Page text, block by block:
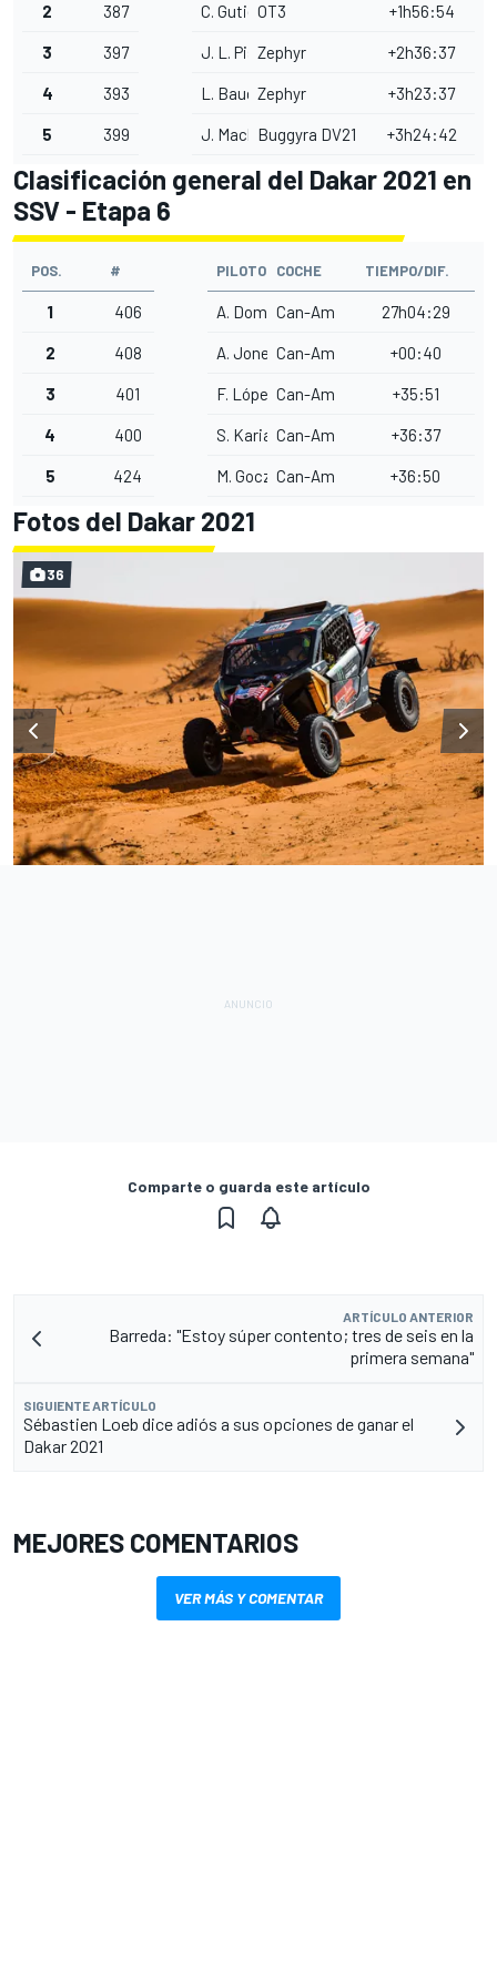
2 387 C. Gutiérrez
OT3 +1h56:54
3 397 J. L. PissonZephyr +2h36:37
4 393 L. Baud Zephyr +3h23:37
5 399 J. MachacekBuggyra DV21 +3h24:42
Clasificación general del Dakar 2021 en
SSV - Etapa 6
POS. # PILOTO COCHE TIEMPO/DIF.
1 406 A. DomzalaCan-Am 27h04:29
2 408 A. JonesCan-Am +00:40
3 401 F. López Can-Am +35:51
4 400 S. KariakinCan-Am +36:37
5 424 M. GoczalCan-Am +36:50
Fotos del Dakar 2021
36
Comparte o guarda este artículo
ARTÍCULO ANTERIOR
Barreda: "Estoy súper contento; tres de seis en la
primera semana"
SIGUIENTE ARTÍCULO
Sébastien Loeb dice adiós a sus opciones de ganar el
Dakar 2021
MEJORES COMENTARIOS
VER MÁS Y COMENTAR